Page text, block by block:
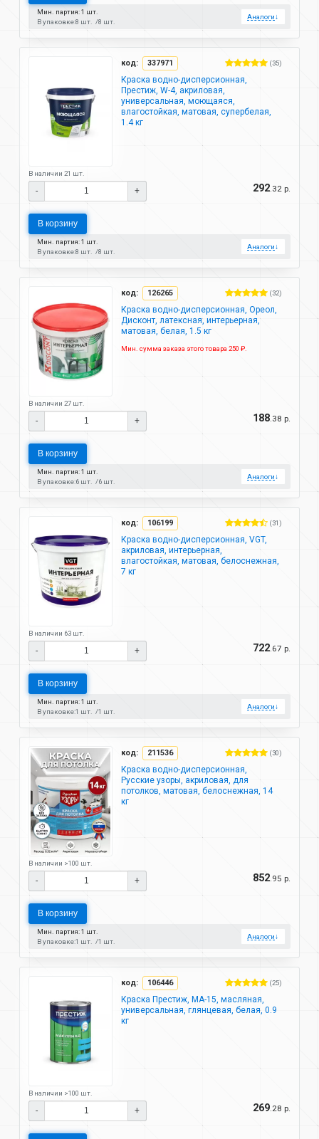
Мин. партия: 1 шт.
В упаковке:8 шт. 8 шт.
Аналоги↓
код: 337971 (35)
Краска водно-дисперсионная,
Престиж, W-4, акриловая,
универсальная, моющаяся,
влагостойкая, матовая, супербелая,
1.4 кг
В наличии 21 шт.
- + 292.32 р.
В корзину
Мин. партия: 1 шт.
В упаковке:8 шт. 8 шт.
Аналоги↓
код: 126265 (32)
Краска водно-дисперсионная, Ореол,
Дисконт, латексная, интерьерная,
матовая, белая, 1.5 кг
Мин. сумма заказа этого товара 250 ₽.
В наличии 27 шт.
- + 188.38 р.
В корзину
Мин. партия: 1 шт.
В упаковке:6 шт. 6 шт.
Аналоги↓
код: 106199 (31)
Краска водно-дисперсионная, VGT,
акриловая, интерьерная,
влагостойкая, матовая, белоснежная,
7 кг
В наличии 63 шт.
- + 722.67 р.
В корзину
Мин. партия: 1 шт.
В упаковке:1 шт. 1 шт.
Аналоги↓
код: 211536 (30)
Краска водно-дисперсионная,
Русские узоры, акриловая, для
потолков, матовая, белоснежная, 14
кг
В наличии >100 шт.
- + 852.95 р.
В корзину
Мин. партия: 1 шт.
В упаковке:1 шт. 1 шт.
Аналоги↓
код: 106446 (25)
Краска Престиж, МА-15, масляная,
универсальная, глянцевая, белая, 0.9
кг
В наличии >100 шт.
- + 269.28 р.